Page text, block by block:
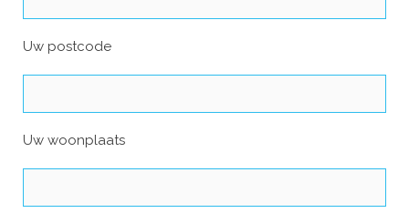
Uw postcode
Uw woonplaats